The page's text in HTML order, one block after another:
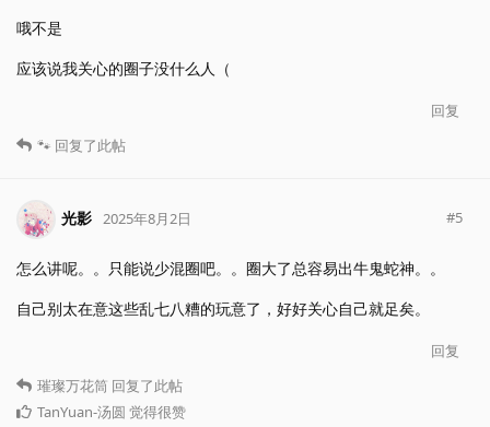
哦不是
应该说我关心的圈子没什么人（
回复
🐾 回复了此帖
光影 2025年8月2日 #5
怎么讲呢。。只能说少混圈吧。。圈大了总容易出牛鬼蛇神。。
自己别太在意这些乱七八糟的玩意了，好好关心自己就足矣。
回复
璀璨万花筒 回复了此帖
TanYuan-汤圆 觉得很赞